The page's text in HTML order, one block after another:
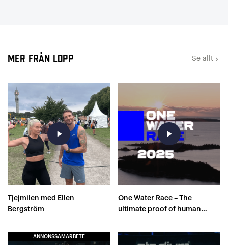
Mer från Lopp Se allt keyboard_arrow_right
play_arrow
Tjejmilen med Ellen
Bergström
play_arrow
One Water Race – The
ultimate proof of human
ANNONSSAMARBETE